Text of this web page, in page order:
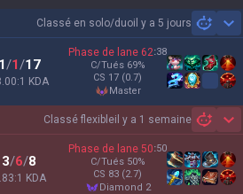
Classé en solo/duoil y a 5 jours
1/1/17
KDA
Phase de lane 62:38
C/Tués 69%
CS 17 (0.7)
master
Classé flexibleil y a 1 semaine
3/6/8
KDA
Phase de lane 50:50
C/Tués 50%
CS 83 (2.7)
diamond 2